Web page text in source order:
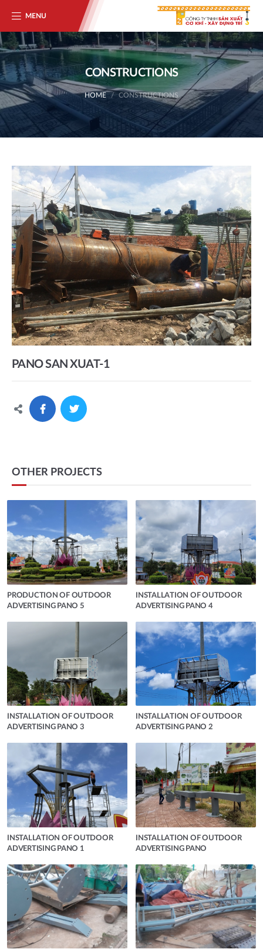
MENU
CONSTRUCTIONS
HOME CONSTRUCTIONS
PANO SAN XUAT-1
OTHER PROJECTS
PRODUCTION OF OUTDOOR
ADVERTISING PANO 5
INSTALLATION OF OUTDOOR
ADVERTISING PANO 4
INSTALLATION OF OUTDOOR
ADVERTISING PANO 3
INSTALLATION OF OUTDOOR
ADVERTISING PANO 2
INSTALLATION OF OUTDOOR
ADVERTISING PANO 1
INSTALLATION OF OUTDOOR
ADVERTISING PANO